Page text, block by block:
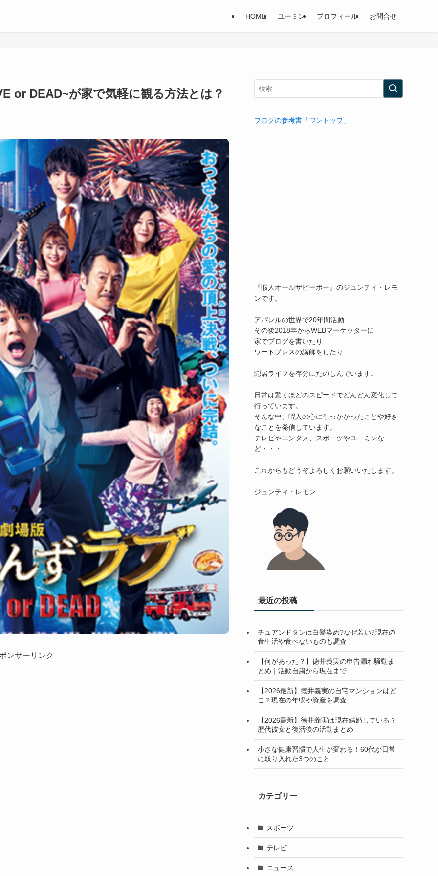
HOME ユーミン プロフィール お問合せ
or DEAD~が家で気軽に観る方法とは？
ンサーリンク
ブログの参考書「ワントップ」
『暇人オールザピーポー』のジュンティ・レモ
ンです。
アパレルの世界で20年間活動
その後2018年からWEBマーケッターに
家でブログを書いたり
ワードプレスの講師をしたり
隠居ライフを存分にたのしんでいます。
日常は驚くほどのスピードでどんどん変化して
行っています。
そんな中、暇人の心に引っかかったことや好き
なことを発信しています。
テレビやエンタメ、スポーツやユーミンな
ど・・・
これからもどうぞよろしくお願いいたします。
最近の投稿
チュアンドタンは白髪染め?なぜ若い?現在の
食生活や食べないものも調査！
【何があった？】徳井義実の申告漏れ騒動ま
とめ｜活動自粛から現在まで
【2026最新】徳井義実の自宅マンションはど
こ？現在の年収や資産を調査
【2026最新】徳井義実は現在結婚している？
歴代彼女と復活後の活動まとめ
小さな健康習慣で人生が変わる！60代が日常
に取り入れた3つのこと
カテゴリー
スポーツ
テレビ
ニュース